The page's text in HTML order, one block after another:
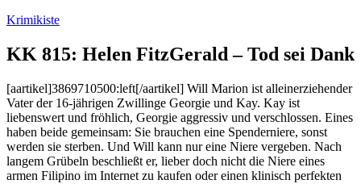
Zum
springen
Krimikiste
KK 815: Helen FitzGerald – Tod sei Dank
[aartikel]3869710500:left[/aartikel] Will Marion ist alleinerziehender
Vater der 16-jährigen Zwillinge Georgie und Kay. Kay ist
liebenswert und fröhlich, Georgie aggressiv und verschlossen. Eines
haben beide gemeinsam: Sie brauchen eine Spenderniere, sonst
werden sie sterben. Und Will kann nur eine Niere vergeben. Nach
langem Grübeln beschließt er, lieber doch nicht die Niere eines
armen Filipino im Internet zu kaufen oder einen klinisch perfekten